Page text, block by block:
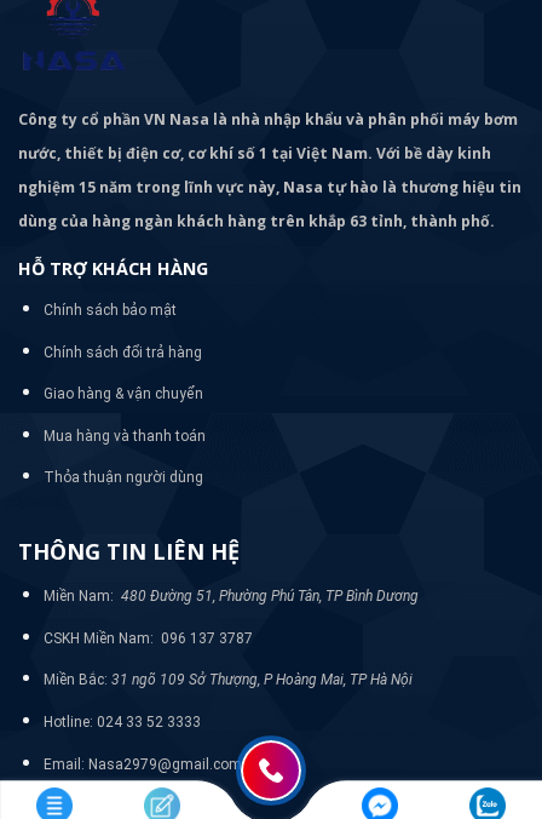
Công ty cổ phần VN Nasa là nhà nhập khẩu và phân phối máy bơm
nước, thiết bị điện cơ, cơ khí số 1 tại Việt Nam. Với bề dày kinh
nghiệm 15 năm trong lĩnh vực này, Nasa tự hào là thương hiệu tin
dùng của hàng ngàn khách hàng trên khắp 63 tỉnh, thành phố.
HỖ TRỢ KHÁCH HÀNG
Chính sách bảo mật
Chính sách đổi trả hàng
Giao hàng & vận chuyển
Mua hàng và thanh toán
Thỏa thuận người dùng
THÔNG TIN LIÊN HỆ
Miền Nam: 480 Đường 51, Phường Phú Tân, TP Bình Dương
CSKH Miền Nam: 096 137 3787
Miền Bắc: 31 ngõ 109 Sở Thượng, P Hoàng Mai, TP Hà Nội
Hotline: 024 33 52 3333
Email: Nasa2979@gmail.com